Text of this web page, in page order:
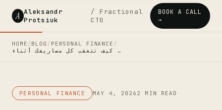
A Aleksandr
Protsiuk
/ Fractional
CTO
BOOK A CALL
→
HOME /BLOG / PERSONAL FINANCE /
كيف تتعقب كل مصاريفك أثناء …
PERSONAL FINANCE MAY 4, 2026 2 MIN READ